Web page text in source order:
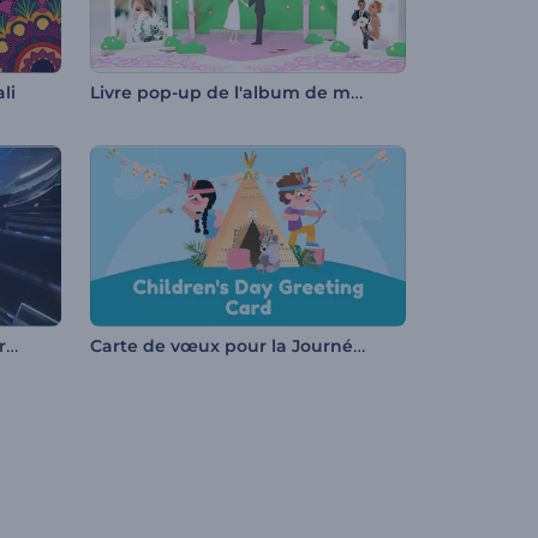
Livre pop-up de l'album de mariage
Diaporama - Technologie de rupture Carte de vœux pour la Journée des enfants